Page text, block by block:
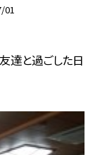
01
達と過ごした日